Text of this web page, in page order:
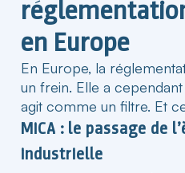
en Europe
En Europe, la
un frein. Elle a
agit comme un filtre. Et
MiCA : le passage de
industrielle